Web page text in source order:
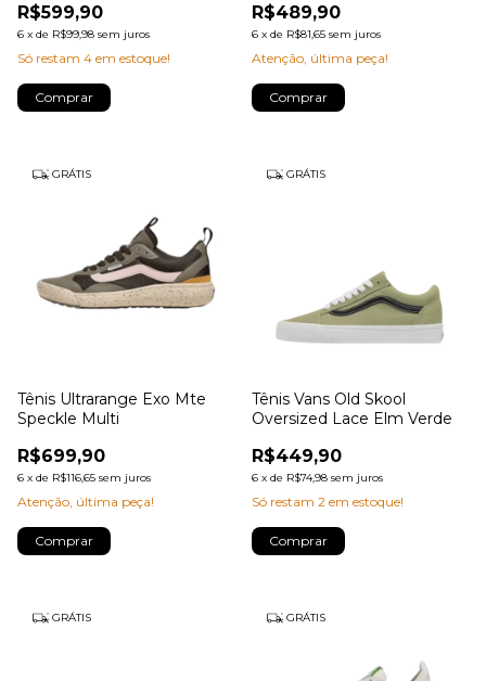
R$599,90
6 x de R$99,98 sem juros
Só restam 4 em estoque!
Comprar
R$489,90
6 x de R$81,65 sem juros
Atenção, última peça!
Comprar
GRÁTIS
Tênis Ultrarange Exo Mte
Speckle Multi
R$699,90
6 x de R$116,65 sem juros
Atenção, última peça!
Comprar
GRÁTIS
Tênis Vans Old Skool
Oversized Lace Elm Verde
R$449,90
6 x de R$74,98 sem juros
Só restam 2 em estoque!
Comprar
GRÁTIS GRÁTIS